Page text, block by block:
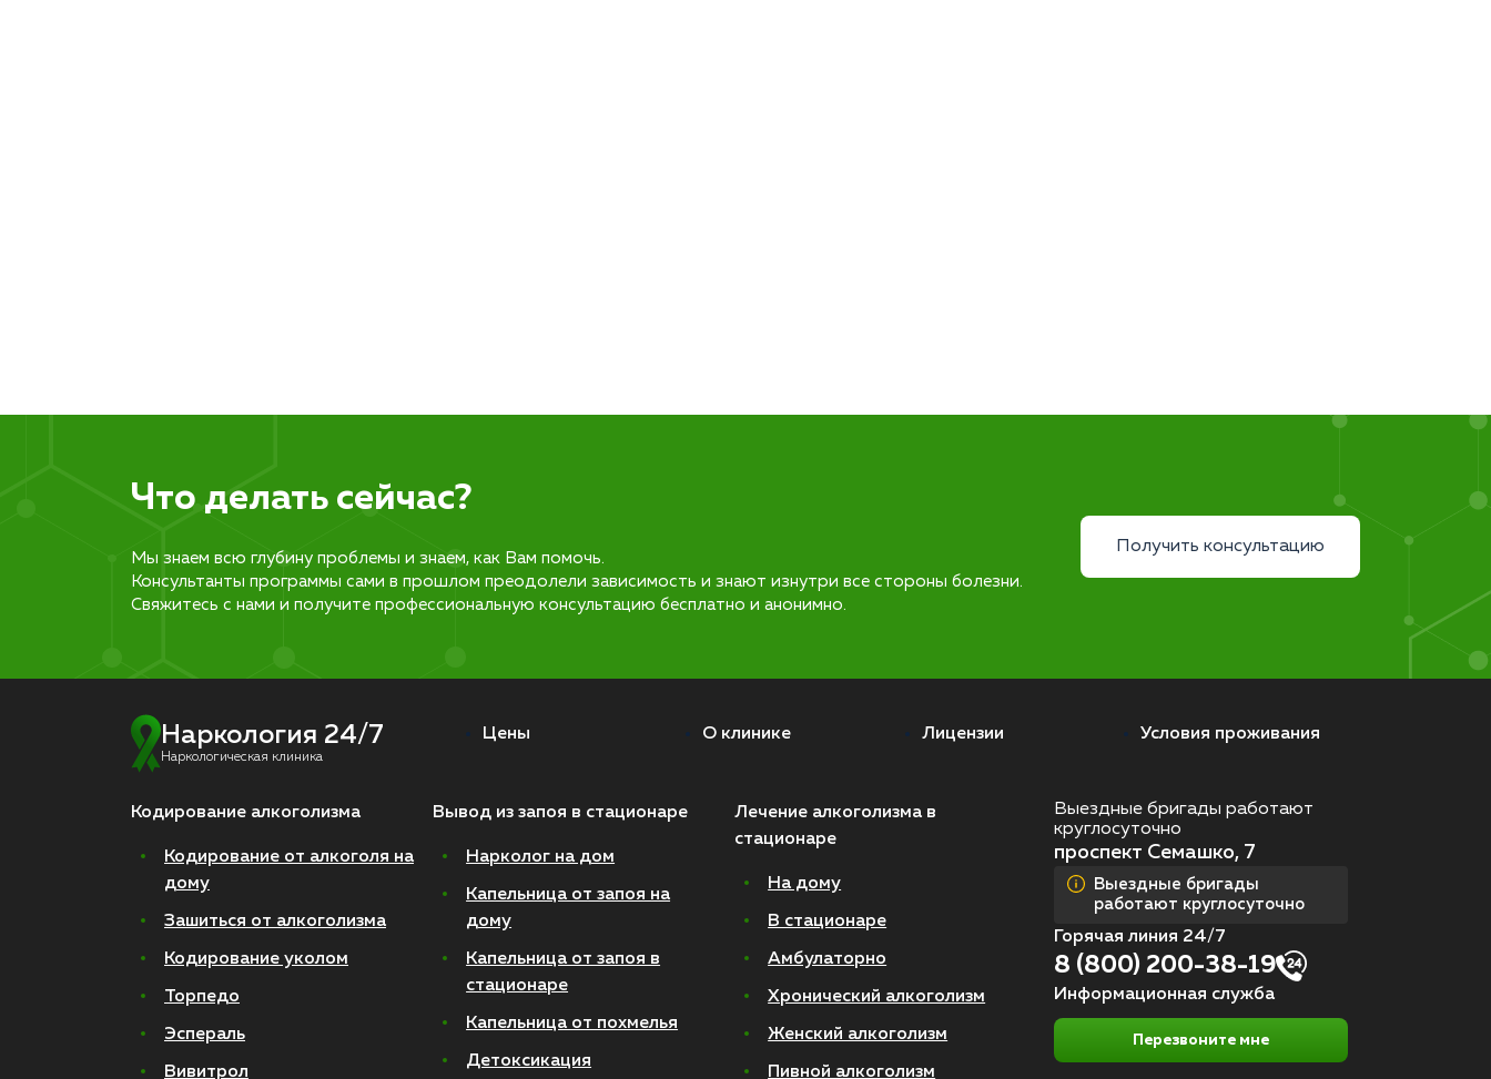
Что делать сейчас?
Мы знаем всю глубину проблемы и знаем, как Вам помочь.
Консультанты программы сами в прошлом преодолели зависимость и знают изнутри все стороны болезни.
Свяжитесь с нами и получите профессиональную консультацию бесплатно и анонимно.
Получить консультацию
Наркология 24/7
Наркологическая клиника
Цены О клинике Лицензии Условия проживания
Кодирование алкоголизма
Кодирование от алкоголя на
дому
Зашиться от алкоголизма
Кодирование уколом
Торпедо
Эспераль
Вивитрол
Вывод из запоя в стационаре
Нарколог на дом
Капельница от запоя на
дому
Капельница от запоя в
стационаре
Капельница от похмелья
Детоксикация
Лечение алкоголизма в
стационаре
На дому
В стационаре
Амбулаторно
Хронический алкоголизм
Женский алкоголизм
Пивной алкоголизм
Выездные бригады работают
круглосуточно
проспект Семашко, 7
Выездные бригады
работают круглосуточно
Горячая линия 24/7
8 (800) 200-38-19
Информационная служба
Перезвоните мне